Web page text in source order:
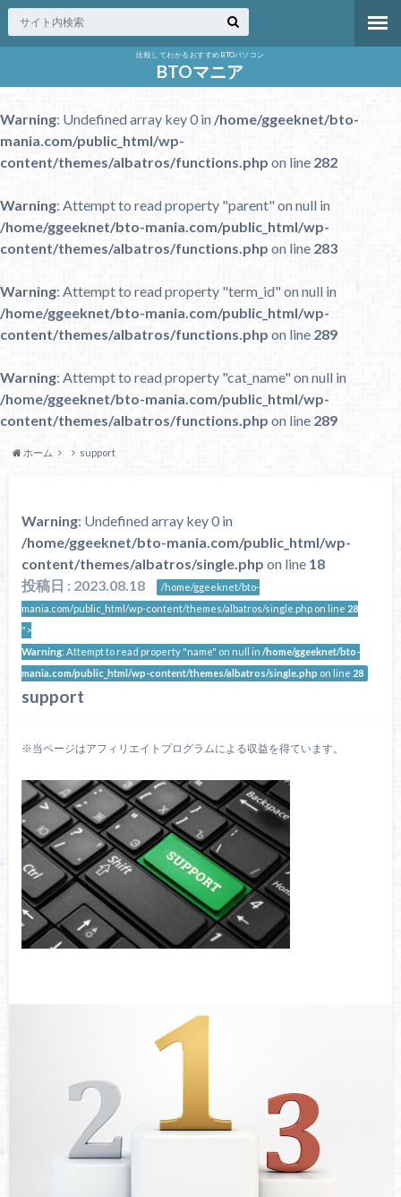
比較してわかるおすすめBTOパソコン
BTOマニア
Warning: Undefined array key 0 in/home/ggeeknet/bto-
mania.com/public_html/wp-
content/themes/albatros/functions.php on line 282
Warning: Attempt to read property "parent" on null in
/home/ggeeknet/bto-mania.com/public_html/wp-
content/themes/albatros/functions.php on line 283
Warning: Attempt to read property "term_id" on null in
/home/ggeeknet/bto-mania.com/public_html/wp-
content/themes/albatros/functions.php on line 289
Warning: Attempt to read property "cat_name" on null in
/home/ggeeknet/bto-mania.com/public_html/wp-
content/themes/albatros/functions.php on line 289
ホーム support
Warning: Undefined array key 0 in
/home/ggeeknet/bto-mania.com/public_html/wp-
content/themes/albatros/single.php on line 18
投稿日 : 2023.08.18
/home/ggeeknet/bto-
mania.com/public_html/wp-content/themes/albatros/single.php on line 28
">
Warning: Attempt to read property "name" on null in/home/ggeeknet/bto-
mania.com/public_html/wp-content/themes/albatros/single.php on line 28
support
※当ページはアフィリエイトプログラムによる収益を得ています。